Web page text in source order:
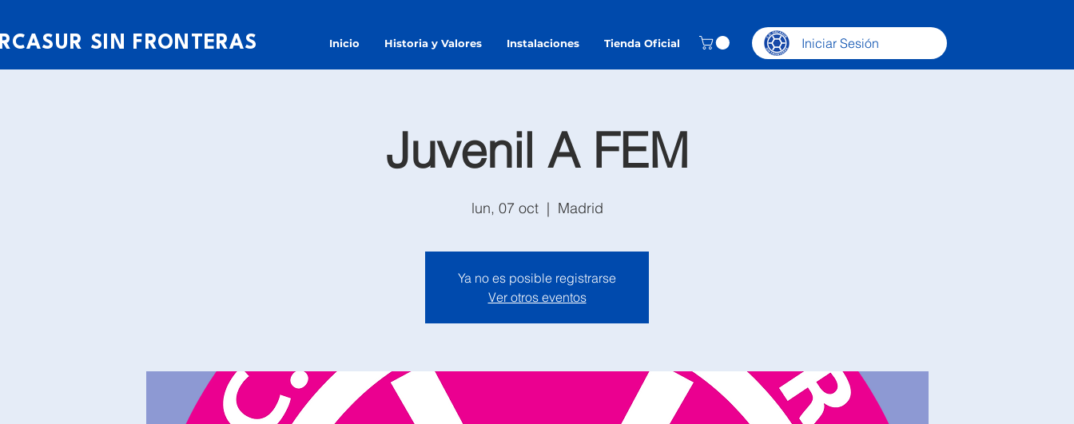
SIN FRONTERAS Inicio Historia y Valores Instalaciones Tienda Oficial Iniciar Sesión
Juvenil A FEM
lun, 07 oct
  |
Madrid
Ya no es posible registrarse
Ver otros eventos